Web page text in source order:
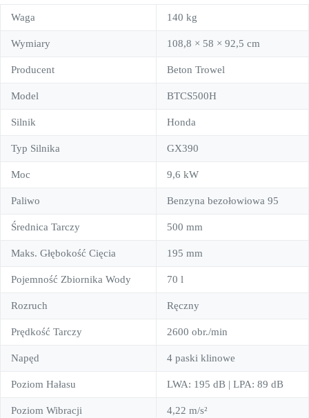
Waga 140 kg
Wymiary 108,8 × 58 × 92,5 cm
Producent Beton Trowel
Model BTCS500H
Silnik Honda
Typ Silnika GX390
Moc 9,6 kW
Paliwo Benzyna bezołowiowa 95
Średnica Tarczy 500 mm
Maks. Głębokość Cięcia 195 mm
Pojemność Zbiornika Wody 70 l
Rozruch Ręczny
Prędkość Tarczy 2600 obr./min
Napęd 4 paski klinowe
Poziom Hałasu LWA: 195 dB | LPA: 89 dB
Poziom Wibracji 4,22 m/s²